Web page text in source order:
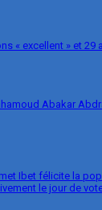
« excellent » et 29
Abakar
Ibet félicite la
le jour de